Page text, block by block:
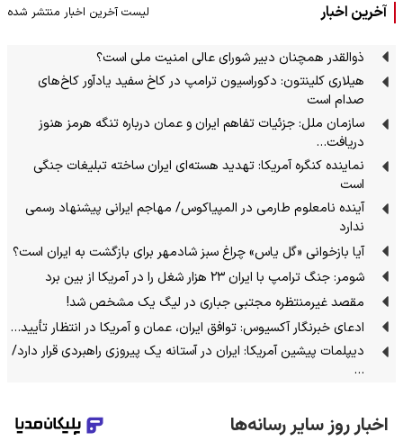
آخرین اخبار لیست آخرین اخبار منتشر شده
ذوالقدر همچنان دبیر شورای ‌عالی امنیت ملی است؟
هیلاری کلینتون: دکوراسیون ترامپ در کاخ سفید یادآور کاخ‌های
صدام است
سازمان ملل: جزئیات تفاهم ایران و عمان درباره تنگه هرمز هنوز
دریافت…
نماینده کنگره آمریکا: تهدید هسته‌ای ایران ساخته تبلیغات جنگی
است
آینده نامعلوم طارمی در المپیاکوس/ مهاجم ایرانی پیشنهاد رسمی
ندارد
آیا بازخوانی «گل یاس» چراغ سبز شادمهر برای بازگشت به ایران است؟
شومر: جنگ ترامپ با ایران ۲۳ هزار شغل را در آمریکا از بین برد
مقصد غیرمنتظره مجتبی جباری در لیگ یک مشخص شد!
ادعای خبرنگار آکسیوس: توافق ایران، عمان و آمریکا در انتظار تأیید…
دیپلمات پیشین آمریکا: ایران در آستانه یک پیروزی راهبردی قرار دارد/
…